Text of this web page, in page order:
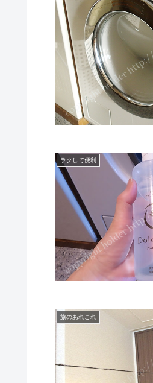
ラクして便利
旅のあれこれ